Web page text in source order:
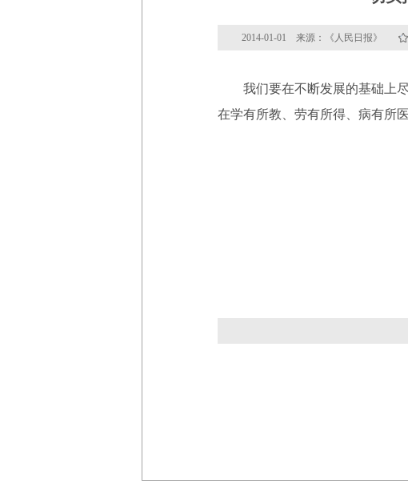
2014-01-01 来源：《人民日报》
我们要在不断发展的基础上尽
在学有所教、劳有所得、病有所